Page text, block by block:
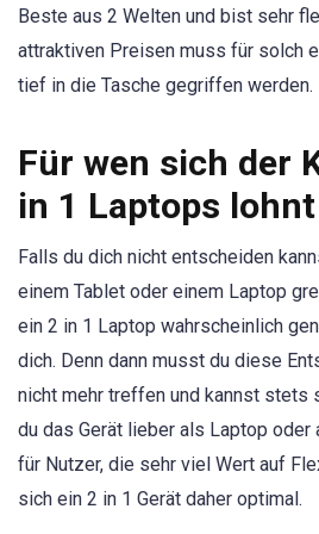
Beste aus 2 Welten und bist sehr
attraktiven Preisen muss für solch
tief in die Tasche gegriffen werden.
Für wen sich der
in 1 Laptops lohnt
Falls du dich nicht entscheiden
einem Tablet oder einem Laptop
ein 2 in 1 Laptop wahrscheinlich
dich. Denn dann musst du diese
nicht mehr treffen und kannst stets
du das Gerät lieber als Laptop oder
für Nutzer, die sehr viel Wert auf
sich ein 2 in 1 Gerät daher optimal.